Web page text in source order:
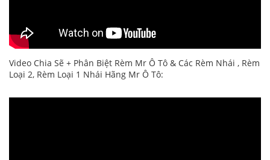
Video Chia Sẽ + Phân Biệt Rèm Mr Ô Tô & Các Rèm Nhái , Rèm
Loại 2, Rèm Loại 1 Nhái Hãng Mr Ô Tô: